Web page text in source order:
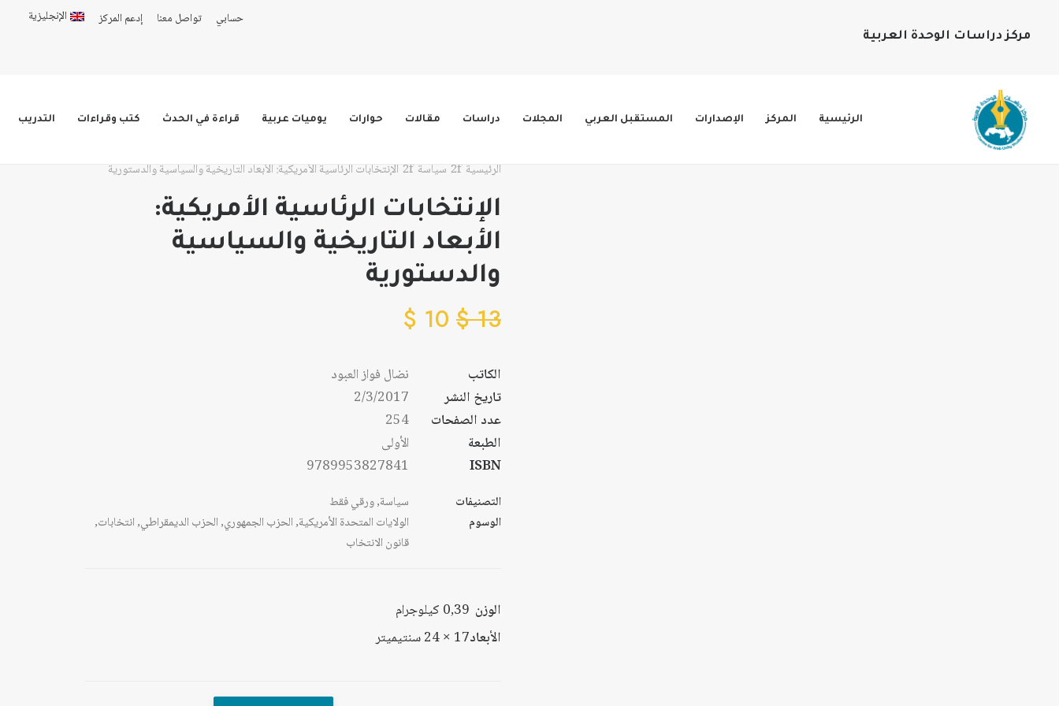
مركز دراسات الوحدة العربية
حسابي تواصل معنا إدعم المركز الإنجليزية
الرئيسية المركز الإصدارات المستقبل العربي المجلات دراسات مقالات حوارات يوميات عربية قراءة في الحدث كتب وقراءات التدريب
الرئيسية سياسة الإنتخابات الرئاسية الأمريكية: الأبعاد التاريخية والسياسية والدستورية
الإنتخابات الرئاسية الأمريكية:
الأبعاد التاريخية والسياسية
والدستورية
13
$
10
$
الكاتب
نضال فواز العبود
تاريخ النشر
2/3/2017
عدد الصفحات
254
الطبعة
الأولى
ISBN
9789953827841
التصنيفات سياسة,ورقي فقط
الوسوم
الولايات المتحدة الأمريكية,الحزب الجمهوري,الحزب الديمقراطي,انتخابات,
قانون الانتخاب
الوزن 0,39 كيلوجرام
الأبعاد17 × 24 سنتيميتر